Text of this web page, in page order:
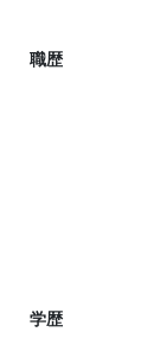
職歴
学歴